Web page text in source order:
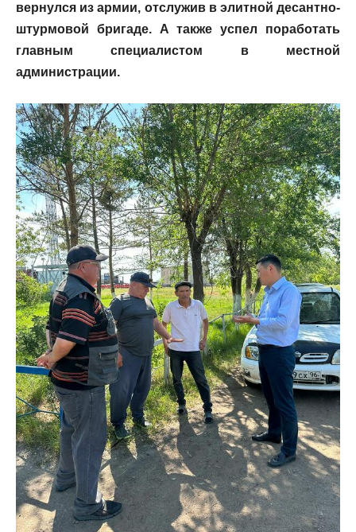
вернулся из армии, отслужив в элитной десантно-
штурмовой бригаде. А также успел поработать
главным специалистом в местной
администрации.